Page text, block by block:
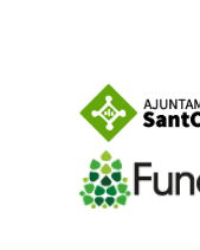
Fes un donatiu
Treballa amb nosaltres